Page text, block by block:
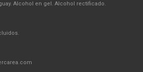
Alcohol en gel. Alcohol rectificado.